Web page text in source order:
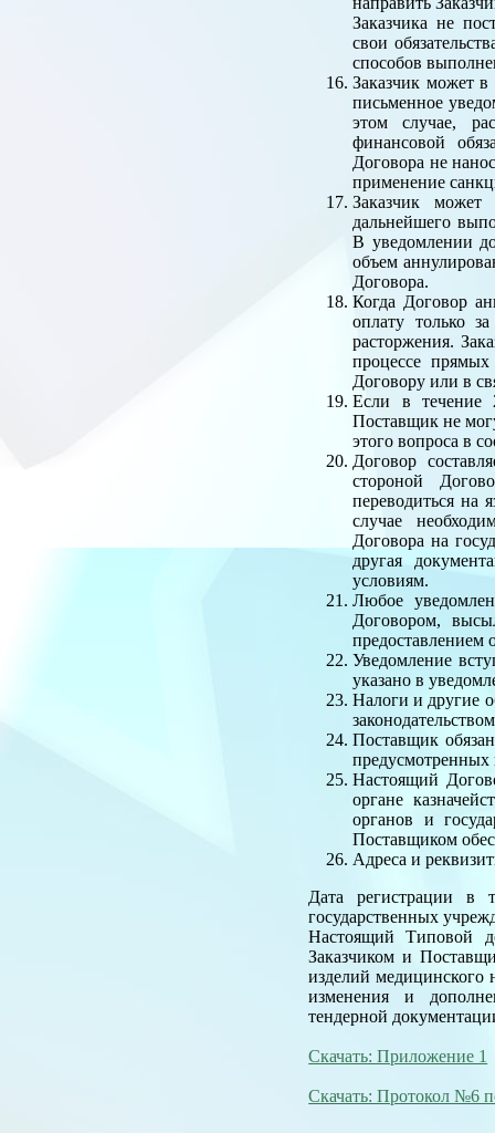
Заказчика не
свои
способов
Заказчик может
письменное
этом случае,
финансовой
Договора не
применение
Заказчик может
дальнейшего
В уведомлении
объем
Договора.
Когда Договор
оплату только
расторжения.
процессе
Договору или в
Если в течение
Поставщик не
этого вопроса в
Договор
стороной
переводиться на
случае
Договора на
другая
условиям.
Любое
Договором,
предоставлением
Уведомление
указано в
Налоги и другие
Поставщик
предусмотренных
Настоящий
органе
органов и
Поставщиком
Адреса и
Дата регистрации в
государственных
Настоящий Типовой
Заказчиком и
изделий
изменения и
тендерной
Скачать: Приложение 1
Скачать: Протокол №6